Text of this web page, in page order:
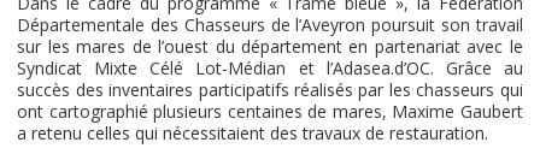
Départementale des Chasseurs de l’Aveyron poursuit son travail
sur les mares de l’ouest du département en partenariat avec le
Syndicat Mixte Célé Lot-Médian et l’Adasea.d’OC. Grâce au
succès des inventaires participatifs réalisés par les chasseurs qui
ont cartographié plusieurs centaines de mares, Maxime Gaubert
a retenu celles qui nécessitaient des travaux de restauration.